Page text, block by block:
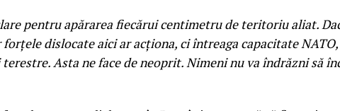
pentru apărarea fiecărui centimetru de teritoriu aliat.
forţele dislocate aici ar acţiona, ci întreaga capacitate
Asta ne face de neoprit. Nimeni nu va îndrăzni să